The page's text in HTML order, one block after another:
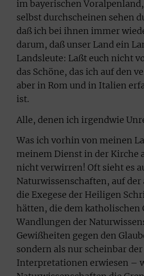
im bayerischen
selbst durchscheinen sehen
daß ich bei ihnen immer
darum, daß unser Land ein
Landsleute: Laßt euch nicht
das Schöne, das ich auf den
aber in Rom und in Italien
ist.
Alle, denen ich irgendwie
Was ich vorhin von meinen
meinem Dienst in der Kirche
nicht verwirren! Oft sieht es
Naturwissenschaften, auf
die Exegese der Heiligen
hätten, die dem katholischen
Wandlungen der
Gewißheiten gegen den
sondern als nur scheinbar
Interpretationen erwiesen –